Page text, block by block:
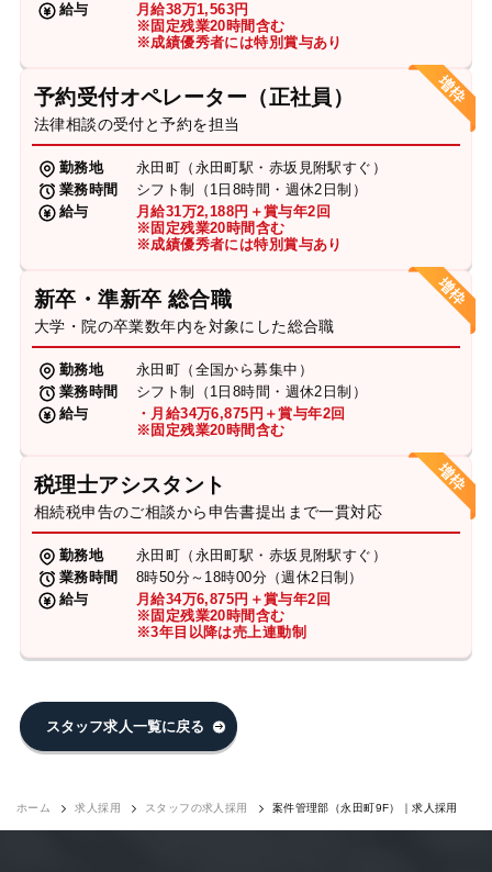
給与
月給38万1,563円
※固定残業20時間含む
※成績優秀者には特別賞与あり
予約受付オペレーター（正社員）
法律相談の受付と予約を担当
勤務地
永田町（永田町駅・赤坂見附駅すぐ）
業務時間
シフト制（1日8時間・週休2日制）
給与
月給31万2,188円＋賞与年2回
※固定残業20時間含む
※成績優秀者には特別賞与あり
新卒・準新卒 総合職
大学・院の卒業数年内を対象にした総合職
勤務地
永田町（全国から募集中）
業務時間
シフト制（1日8時間・週休2日制）
給与
・月給34万6,875円＋賞与年2回
※固定残業20時間含む
税理士アシスタント
相続税申告のご相談から申告書提出まで一貫対応
勤務地
永田町（永田町駅・赤坂見附駅すぐ）
業務時間
8時50分～18時00分（週休2日制）
給与
月給34万6,875円＋賞与年2回
※固定残業20時間含む
※3年目以降は売上連動制
スタッフ求人一覧に戻る
ホーム 求人採用 スタッフの求人採用 案件管理部（永田町9F）｜求人採用